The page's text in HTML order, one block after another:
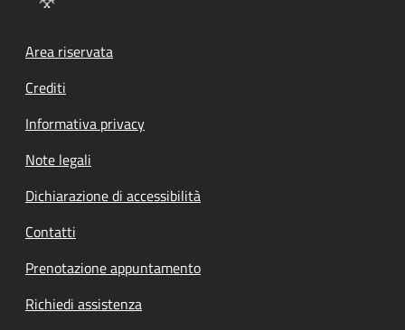
Footer menu
Area riservata
Crediti
Informativa privacy
Note legali
Dichiarazione di accessibilità
Contatti
Prenotazione appuntamento
Richiedi assistenza